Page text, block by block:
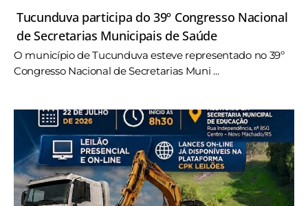
Tucunduva participa do 39º Congresso Nacional
de Secretarias Municipais de Saúde
O município de Tucunduva esteve representado no 39º
Congresso Nacional de Secretarias Muni ...